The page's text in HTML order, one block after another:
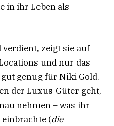
in ihr Leben als
verdient, zeigt sie auf
und nur das
genug für Niki Gold.
der Luxus-Güter geht,
nehmen – was ihr
(die